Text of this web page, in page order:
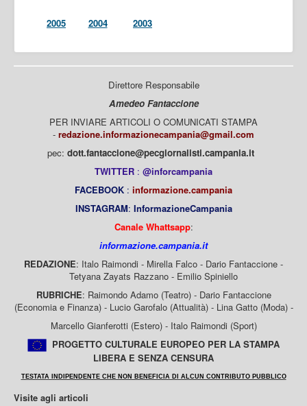
2005 2004 2003
Direttore Responsabile
Amedeo Fantaccione
PER INVIARE ARTICOLI O COMUNICATI STAMPA
- redazione.informazionecampania@gmail.com
pec: dott.fantaccione@pecgiornalisti.campania.it
TWITTER : @inforcampania
FACEBOOK : informazione.campania
INSTAGRAM: InformazioneCampania
Canale Whattsapp:
informazione.campania.it
REDAZIONE: Italo Raimondi - Mirella Falco - Dario Fantaccione -
Tetyana Zayats Razzano - Emilio Spiniello
RUBRICHE: Raimondo Adamo (Teatro) - Dario Fantaccione
(Economia e Finanza) - Lucio Garofalo (Attualità) - Lina Gatto (Moda) -
Marcello Gianferotti (Estero) - Italo Raimondi (Sport)
PROGETTO CULTURALE EUROPEO PER LA STAMPA
LIBERA E SENZA CENSURA
TESTATA INDIPENDENTE CHE NON BENEFICIA DI ALCUN CONTRIBUTO PUBBLICO
Visite agli articoli